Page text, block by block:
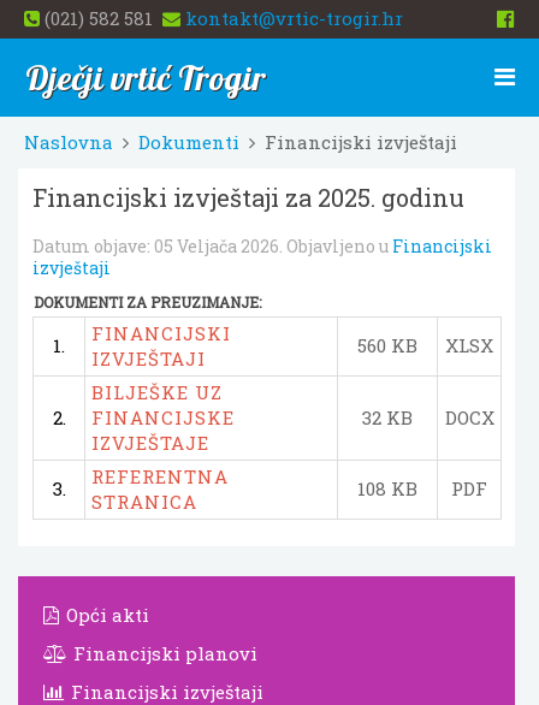
(021) 582 581 kontakt@vrtic-trogir.hr
Dječji vrtić Trogir
Naslovna Dokumenti Financijski izvještaji
Financijski izvještaji za 2025. godinu
Datum objave: 05 Veljača 2026. Objavljeno u Financijski
izvještaji
DOKUMENTI ZA PREUZIMANJE:
1.
FINANCIJSKI
IZVJEŠTAJI
560 KB XLSX
2.
BILJEŠKE UZ
FINANCIJSKE
IZVJEŠTAJE
32 KB DOCX
3.
REFERENTNA
STRANICA
108 KB PDF
Opći akti
Financijski planovi
Financijski izvještaji